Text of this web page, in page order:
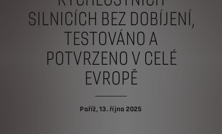
SILNICÍCH BEZ DOBÍJENÍ,
TESTOVÁNO A
POTVRZENO V CELÉ
EVROPĚ
Paříž, 13. října 2025